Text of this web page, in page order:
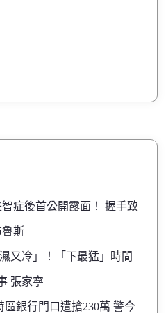
症後首公開露面！ 握手致
斯
又冷」！「下最猛」時間
張家寧
區銀行門口遭搶230萬 警今